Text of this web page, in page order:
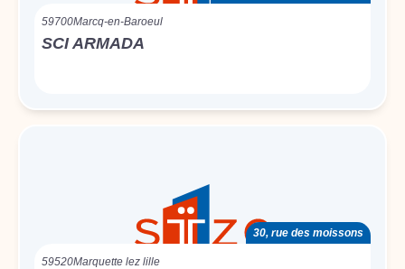
59700Marcq-en-Baroeul
SCI ARMADA
30, rue des moissons
59520Marquette lez lille